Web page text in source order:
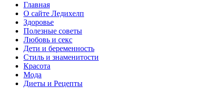
Главная
О сайте Ледихелп
Здоровье
Полезные советы
Любовь и секс
Дети и беременность
Стиль и знаменитости
Красота
Мода
Диеты и Рецепты